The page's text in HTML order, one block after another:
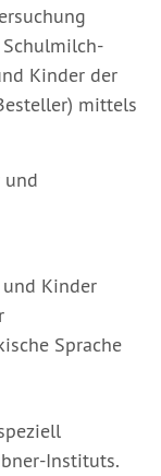
Kinder der
mittels
und
Kinder
Sprache
Instituts.